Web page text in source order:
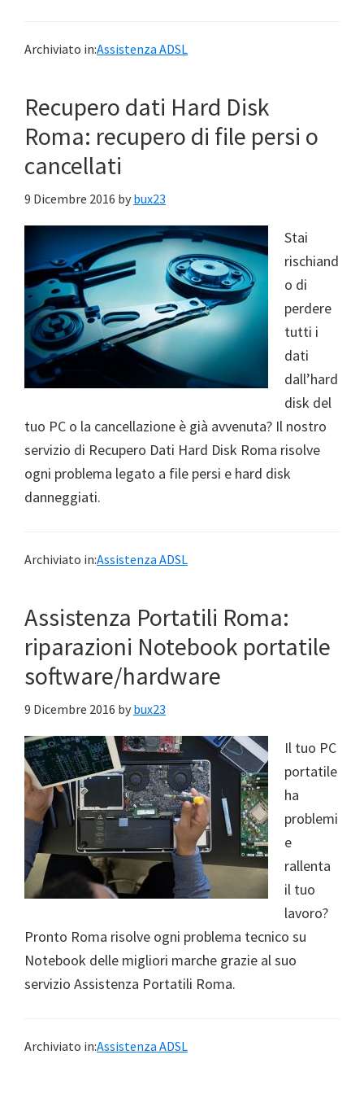
Archiviato in:Assistenza ADSL
Recupero dati Hard Disk
Roma: recupero di file persi o
cancellati
9 Dicembre 2016 by bux23
Stai
rischiand
o di
perdere
tutti i
dati
dall’hard
disk del
tuo PC o la cancellazione è già avvenuta? Il nostro
servizio di Recupero Dati Hard Disk Roma risolve
ogni problema legato a file persi e hard disk
danneggiati.
Archiviato in:Assistenza ADSL
Assistenza Portatili Roma:
riparazioni Notebook portatile
software/hardware
9 Dicembre 2016 by bux23
Il tuo PC
portatile
ha
problemi
e
rallenta
il tuo
lavoro?
Pronto Roma risolve ogni problema tecnico su
Notebook delle migliori marche grazie al suo
servizio Assistenza Portatili Roma.
Archiviato in:Assistenza ADSL